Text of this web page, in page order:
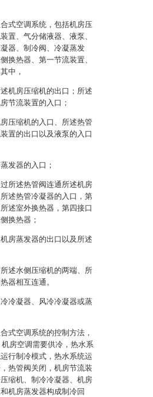
式空调系统，包括机房压
置、气分储液器、液泵、
器、制冷阀、冷凝蒸发
换热器、第一节流装置、
中，
机房压缩机的出口；所述
节流装置的入口；
压缩机的入口、所述热管
置的出口以及液泵的入口
发器的入口；
所述热管阀连通所述机房
述热管冷凝器的入口，第
述室外换热器，第四接口
换热器；
房蒸发器的出口以及所述
述水侧压缩机的两端、所
器相互连通。
冷凝器、风冷冷凝器或蒸
式空调系统的控制方法，
房空调需要供冷，热水系
行制冷模式，热水系统运
热管阀关闭，机房节流装
缩机、制冷冷凝器、机房
机房蒸发器构成制冷回